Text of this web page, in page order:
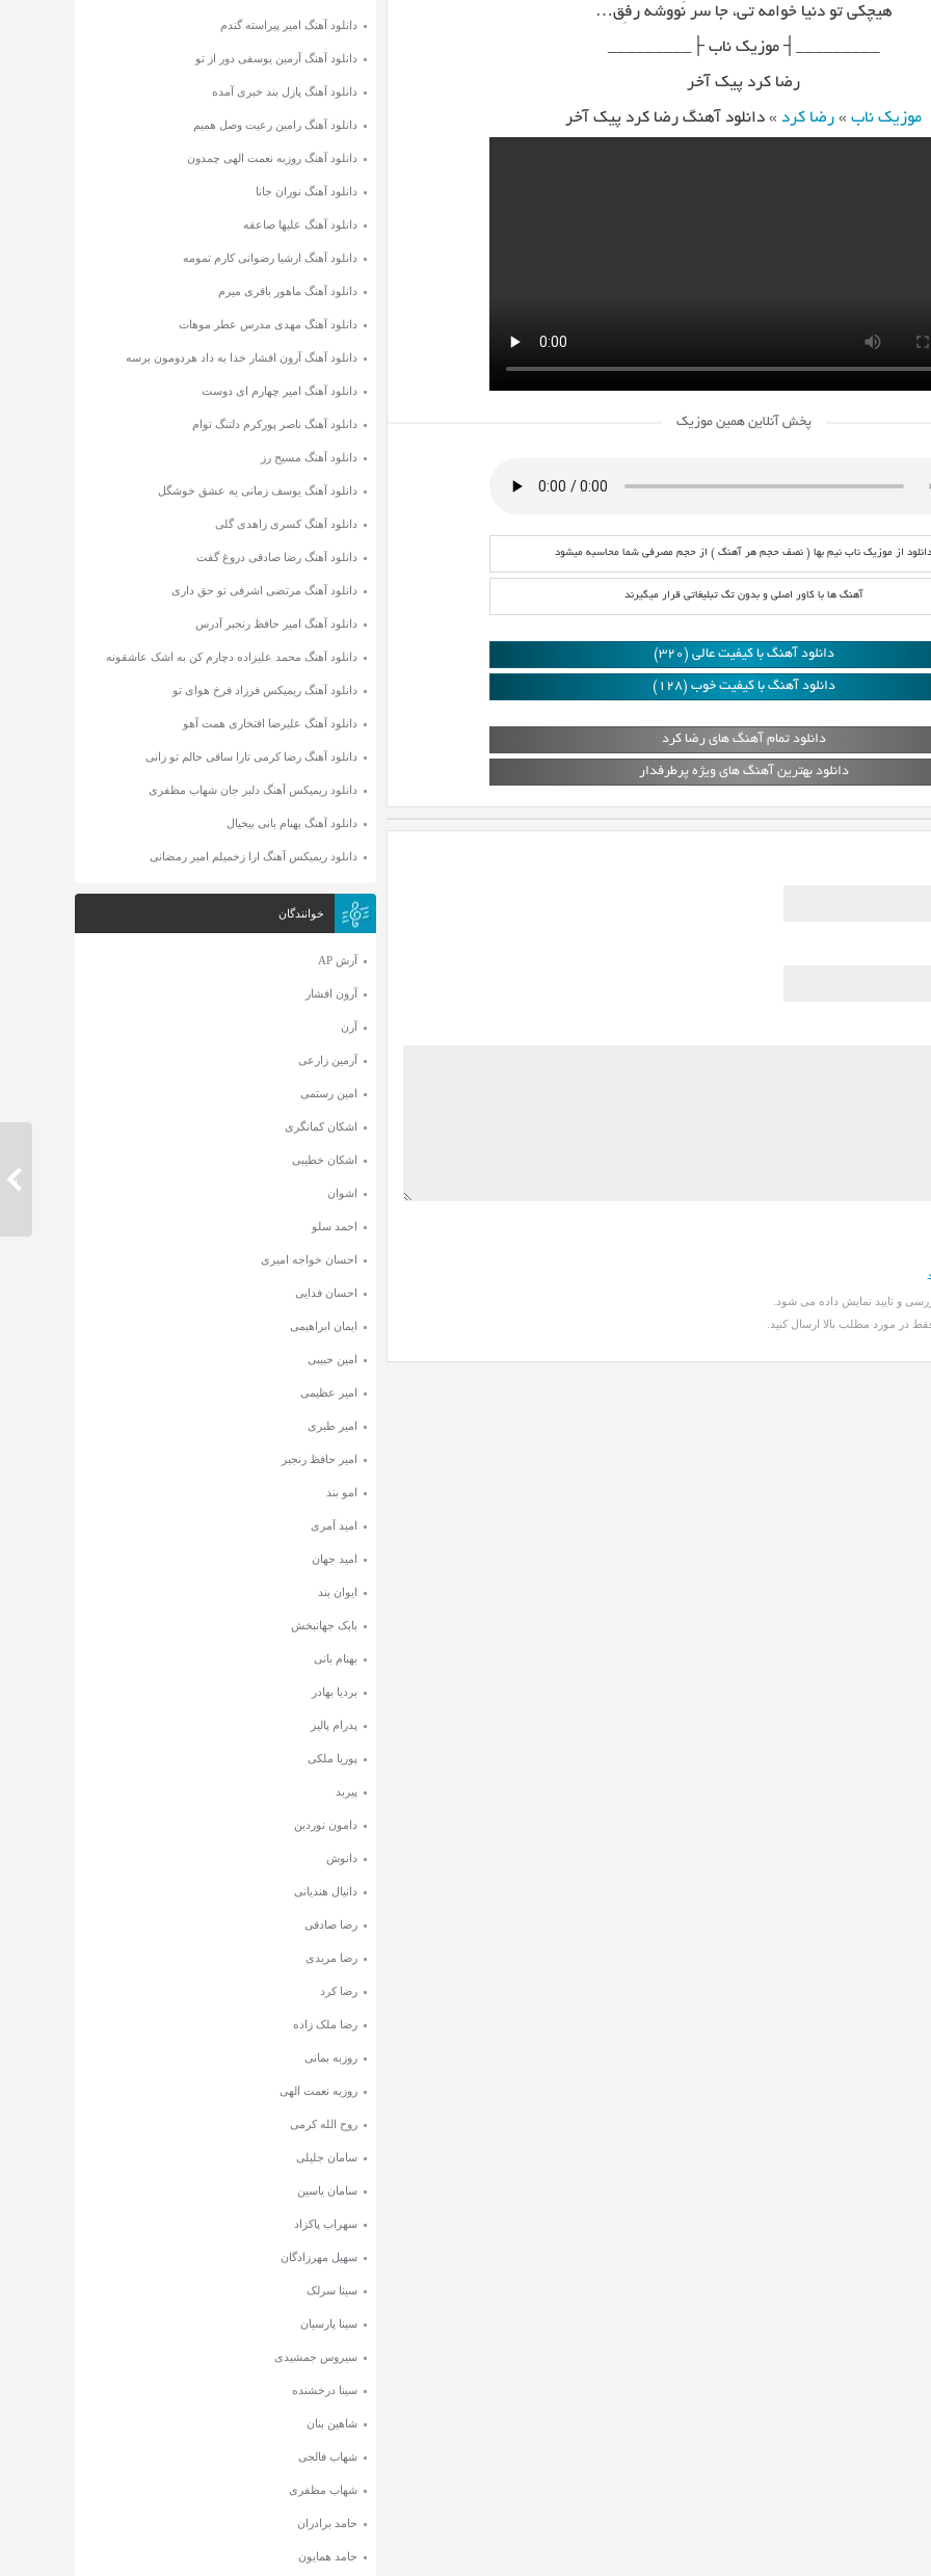
هیچکی تو دنیا خوامه تی، جا سر نَووشه رفِق…
_________┤ موزیک ناب ├_________
رضا کرد پیک آخر
موزیک ناب » رضا کرد » دانلود آهنگ رضا کرد پیک آخر
پخش آنلاین همین موزیک
دانلود از موزیک ناب نیم بها ( نصف حجم هر آهنگ ) از حجم مصرفی شما محاسبه میشود
آهنگ ها با کاور اصلی و بدون تگ تبلیغاتی قرار میگیرند
دانلود آهنگ با کیفیت عالی (320)
دانلود آهنگ با کیفیت خوب (128)
دانلود تمام آهنگ های رضا کرد
دانلود بهترین آهنگ های ویژه پرطرفدار
و تایید نمایش داده می شود.
در مورد مطلب بالا ارسال کنید.
دانلود آهنگ امیر پیراسته گندم
دانلود آهنگ آرمین یوسفی دور از تو
دانلود آهنگ پازل بند خبری آمده
دانلود آهنگ رامین رعیت وصل همیم
دانلود آهنگ روزبه نعمت الهی چمدون
دانلود آهنگ نوران جانا
دانلود آهنگ علیها صاعقه
دانلود آهنگ ارشیا رضوانی کارم تمومه
دانلود آهنگ ماهور باقری میرم
دانلود آهنگ مهدی مدرس عطر موهات
دانلود آهنگ آرون افشار خدا به داد هردومون برسه
دانلود آهنگ امیر چهارم ای دوست
دانلود آهنگ ناصر پورکرم دلتنگ توام
دانلود آهنگ مسیح رز
دانلود آهنگ یوسف زمانی یه عشق خوشگل
دانلود آهنگ کسری زاهدی گلی
دانلود آهنگ رضا صادقی دروغ گفت
دانلود آهنگ مرتضی اشرفی تو حق داری
دانلود آهنگ امیر حافظ رنجبر آدرس
دانلود آهنگ محمد علیزاده دچارم کن به اشک عاشقونه
دانلود آهنگ ریمیکس فرزاد فرخ هوای تو
دانلود آهنگ علیرضا افتخاری همت آهو
دانلود آهنگ رضا کرمی تارا ساقی حالم تو زانی
دانلود ریمیکس آهنگ دلبر جان شهاب مظفری
دانلود آهنگ بهنام بانی بیخیال
دانلود ریمیکس آهنگ ارا زخمیلم امیر رمضانی
خوانندگان
آرش AP
آرون افشار
آرن
آرمین زارعی
امین رستمی
اشکان کمانگری
اشکان خطیبی
اشوان
احمد سلو
احسان خواجه امیری
احسان فدایی
ایمان ابراهیمی
امین حبیبی
امیر عظیمی
امیر طبری
امیر حافظ رنجبر
امو بند
امید آمری
امید جهان
ایوان بند
بابک جهانبخش
بهنام بانی
بردیا بهادر
پدرام پالیز
پوریا ملکی
پیربد
دامون نوردین
دانوش
دانیال هندیانی
رضا صادقی
رضا مریدی
رضا کرد
رضا ملک زاده
روزبه بمانی
روزبه نعمت الهی
روح الله کرمی
سامان جلیلی
سامان یاسین
سهراب پاکزاد
سهیل مهرزادگان
سینا سرلک
سینا پارسیان
سیروس جمشیدی
سینا درخشنده
شاهین بنان
شهاب فالجی
شهاب مظفری
حامد برادران
حامد همایون